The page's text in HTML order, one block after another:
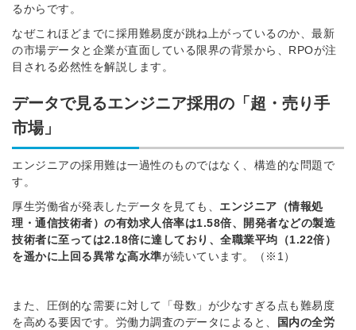
るからです。
なぜこれほどまでに採用難易度が跳ね上がっているのか、最新
の市場データと企業が直面している限界の背景から、RPOが注
目される必然性を解説します。
データで見るエンジニア採用の「超・売り手
市場」
エンジニアの採用難は一過性のものではなく、構造的な問題で
す。
厚生労働省が発表したデータを見ても、 エンジニア（情報処
理・通信技術者）の有効求人倍率は1.58倍、開発者などの製造
技術者に至っては2.18倍に達しており、全職業平均（1.22倍）
を遥かに上回る異常な高水準が続いています。（※1）
また、圧倒的な需要に対して「母数」が少なすぎる点も難易度
を高める要因です。労働力調査のデータによると、
国内の全労